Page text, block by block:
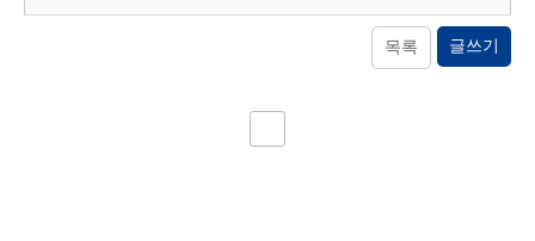
목록 글쓰기